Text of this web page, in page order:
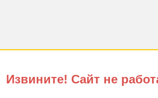
Извините! Сайт не